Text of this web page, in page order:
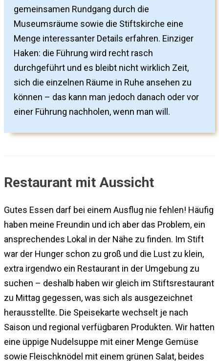
gemeinsamen Rundgang durch die
Museumsräume sowie die Stiftskirche eine
Menge interessanter Details erfahren. Einziger
Haken: die Führung wird recht rasch
durchgeführt und es bleibt nicht wirklich Zeit,
sich die einzelnen Räume in Ruhe ansehen zu
können – das kann man jedoch danach oder vor
einer Führung nachholen, wenn man will.
Restaurant mit Aussicht
Gutes Essen darf bei einem Ausflug nie fehlen! Häufig
haben meine Freundin und ich aber das Problem, ein
ansprechendes Lokal in der Nähe zu finden. Im Stift
war der Hunger schon zu groß und die Lust zu klein,
extra irgendwo ein Restaurant in der Umgebung zu
suchen – deshalb haben wir gleich im Stiftsrestaurant
zu Mittag gegessen, was sich als ausgezeichnet
herausstellte. Die Speisekarte wechselt je nach
Saison und regional verfügbaren Produkten. Wir hatten
eine üppige Nudelsuppe mit einer Menge Gemüse
sowie Fleischknödel mit einem grünen Salat, beides